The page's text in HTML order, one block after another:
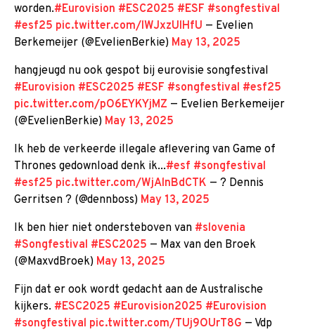
worden.#Eurovision #ESC2025 #ESF #songfestival
#esf25 pic.twitter.com/lWJxzUlHfU — Evelien
Berkemeijer (@EvelienBerkie) May 13, 2025
hangjeugd nu ook gespot bij eurovisie songfestival
#Eurovision #ESC2025 #ESF #songfestival #esf25
pic.twitter.com/pO6EYKYjMZ — Evelien Berkemeijer
(@EvelienBerkie) May 13, 2025
Ik heb de verkeerde illegale aflevering van Game of
Thrones gedownload denk ik...#esf #songfestival
#esf25 pic.twitter.com/WjAlnBdCTK — ? Dennis
Gerritsen ? (@dennboss) May 13, 2025
Ik ben hier niet ondersteboven van #slovenia
#Songfestival #ESC2025 — Max van den Broek
(@MaxvdBroek) May 13, 2025
Fijn dat er ook wordt gedacht aan de Australische
kijkers. #ESC2025 #Eurovision2025 #Eurovision
#songfestival pic.twitter.com/TUj9OUrT8G — Vdp